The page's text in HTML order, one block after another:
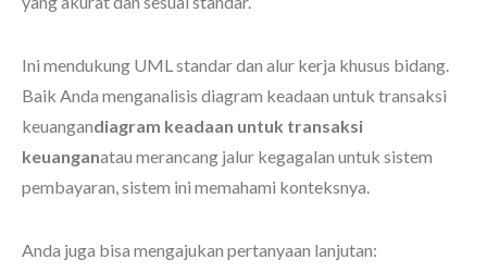
Ini mendukung UML standar dan alur kerja khusus bidang.
Baik Anda menganalisis diagram keadaan untuk transaksi
keuangandiagram keadaan untuk transaksi
keuanganatau merancang jalur kegagalan untuk sistem
pembayaran, sistem ini memahami konteksnya.
Anda juga bisa mengajukan pertanyaan lanjutan: